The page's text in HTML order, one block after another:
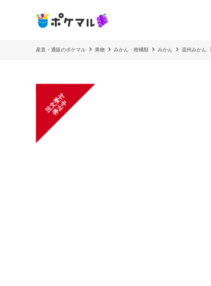
産直・通販のポケマル 果物 みかん・柑橘類 みかん 温州みかん
注
文
受
付
停
止
中